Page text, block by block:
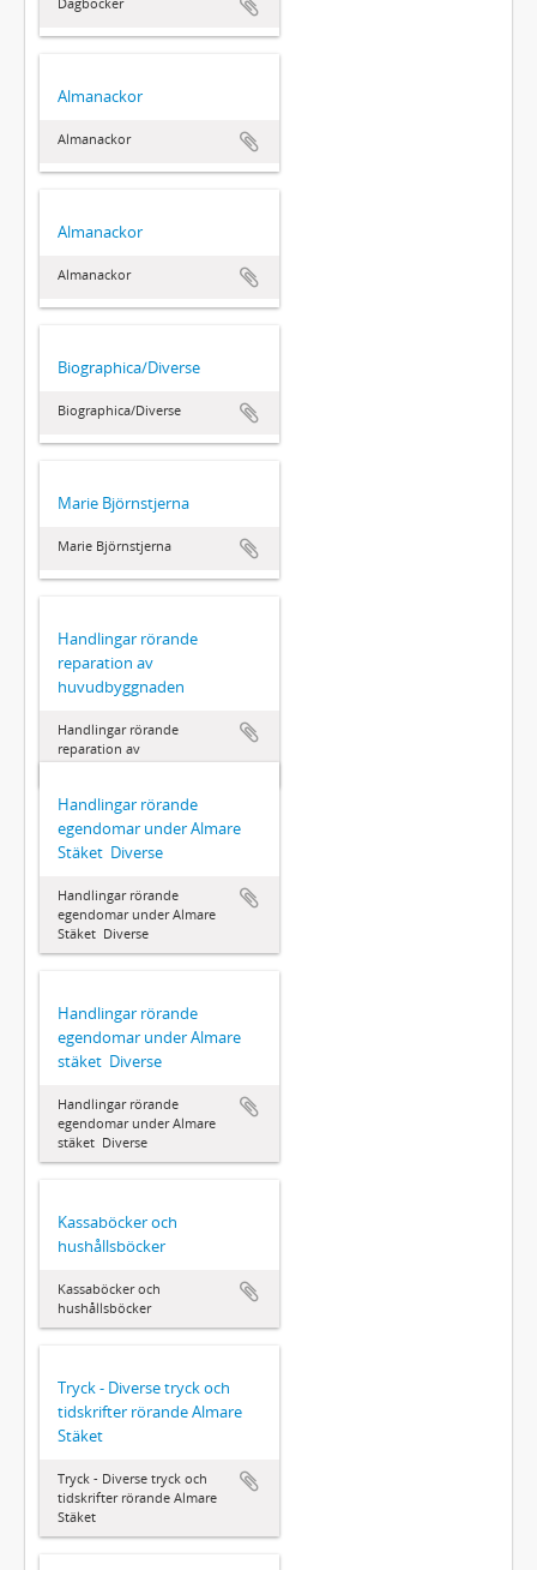
Almanackor
Almanackor
Almanackor
Almanackor
Biographica/Diverse
Biographica/Diverse
Marie Björnstjerna
Marie Björnstjerna
Handlingar rörande
reparation av
huvudbyggnaden
Handlingar rörande
reparation av
huvudbyggnaden
Handlingar rörande
egendomar under Almare
Stäket  Diverse
Handlingar rörande
egendomar under Almare
Stäket  Diverse
Handlingar rörande
egendomar under Almare
stäket  Diverse
Handlingar rörande
egendomar under Almare
stäket  Diverse
Kassaböcker och
hushållsböcker
Kassaböcker och
hushållsböcker
Tryck - Diverse tryck och
tidskrifter rörande Almare
Stäket
Tryck - Diverse tryck och
tidskrifter rörande Almare
Stäket